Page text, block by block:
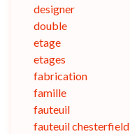
designer
double
etage
etages
fabrication
famille
fauteuil
fauteuil chesterfield